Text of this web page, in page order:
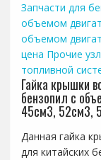
Запчасти для
объемом
объемом
цена Прочие
топливной
Гайка крышки
бензопил с
45см3, 52см3,
Данная гайка
для китайских